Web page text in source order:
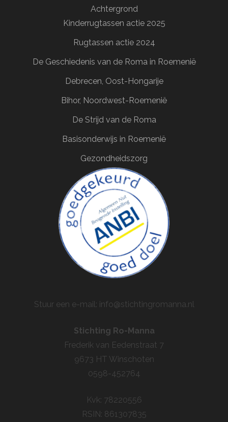
Achtergrond
Kinderrugtassen actie 2025
Rugtassen actie 2024
De Geschiedenis van de Roma in Roemenië
Debrecen, Oost-Hongarije
Bihor, Noordwest-Roemenië
De Strijd van de Roma
Basisonderwijs in Roemenië
Gezondheidszorg
Stuur een e-mail: info@stichtingromanna.nl
Stichting Ro-Manna
Frederik van Eedenstraat 7
9673 HT Winschoten
0598-452764
Kvk: 78220556
RSIN: 861307835